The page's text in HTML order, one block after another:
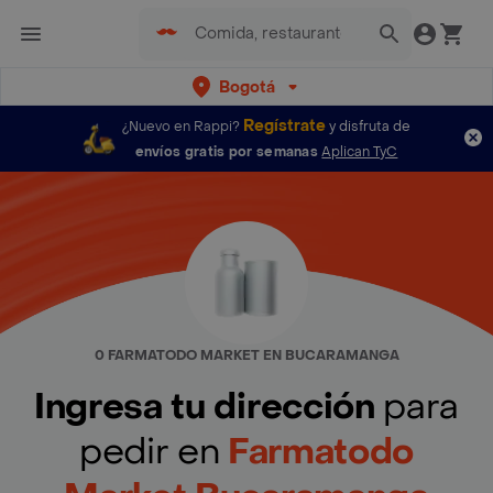
Bogotá
¿Nuevo en Rappi? Regístratey disfruta de
envíos gratis por semanas Aplican TyC
0 FARMATODO MARKET EN BUCARAMANGA
Ingresa tu dirección para
pedir en Farmatodo